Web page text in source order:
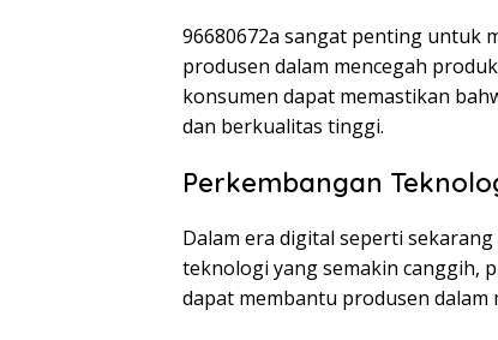
96680672a sangat penting untuk
produsen dalam mencegah
konsumen dapat memastikan
dan berkualitas tinggi.
Perkembangan
Dalam era digital seperti
teknologi yang semakin canggih,
dapat membantu produsen